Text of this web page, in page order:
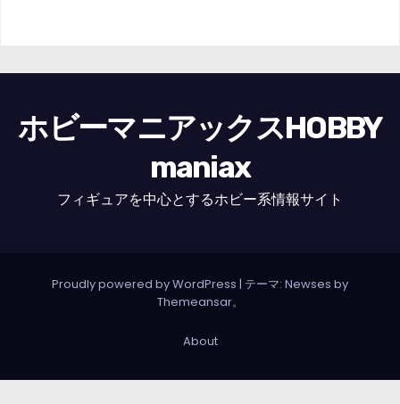
ホビーマニアックスHOBBY
maniax
フィギュアを中心とするホビー系情報サイト
Proudly powered by WordPress | テーマ: Newses by
Themeansar。
About